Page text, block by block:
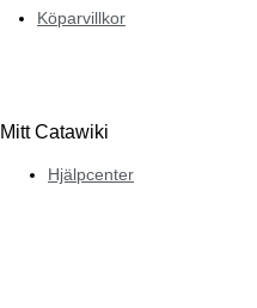
Köparvillkor
Mitt Catawiki
Hjälpcenter